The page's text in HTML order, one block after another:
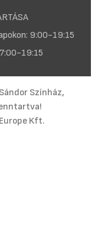
9:00-19:15
19:15
Színház,
Kft.